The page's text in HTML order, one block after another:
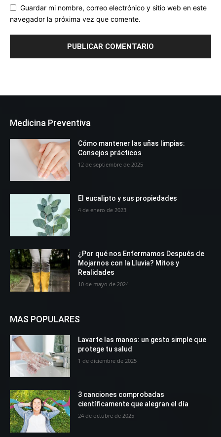
Guardar mi nombre, correo electrónico y sitio web en este
navegador la próxima vez que comente.
Medicina Preventiva
Cómo mantener las uñas limpias:
Consejos prácticos
12 de septiembre de 2025
El eucalipto y sus propiedades
4 de enero de 2023
¿Por qué nos Enfermamos Después de
Mojarnos con la Lluvia? Mitos y
Realidades
10 de mayo de 2024
MAS POPULARES
Lavarte las manos: un gesto simple que
protege tu salud
1 de diciembre de 2025
3 canciones comprobadas
científicamente que alegran el día
24 de octubre de 2025